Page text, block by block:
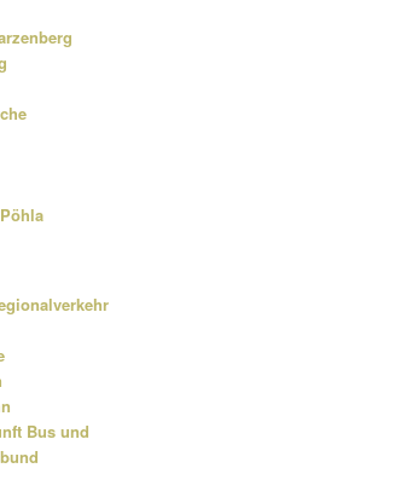
Bus und